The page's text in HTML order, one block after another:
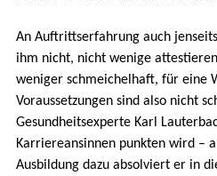
An Auftrittserfahrung auch
ihm nicht, nicht wenige
weniger schmeichelhaft, für eine
Voraussetzungen sind also nicht
Gesundheitsexperte Karl
Karriereansinnen punkten wird –
Ausbildung dazu absolviert er in